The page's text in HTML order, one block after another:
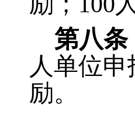
第八条
人单位
励。